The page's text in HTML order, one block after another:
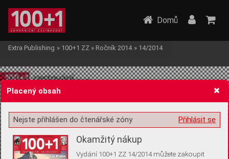
Žádost o souhlas s ukládáním volitelných informací
Domů
Extra Publishing » 100+1 ZZ » Ročník 2014 » 14/2014
Placený obsah
Přihlásit se
Nejste přihlášen do čtenářské zóny
Okamžitý nákup
Vydání 100+1 ZZ 14/2014 můžete zakoupit